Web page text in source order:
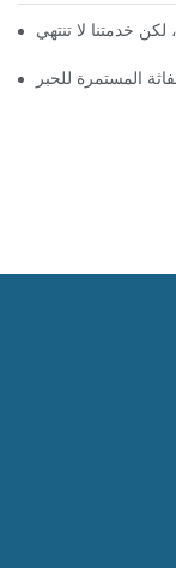
المستمرة للحبر